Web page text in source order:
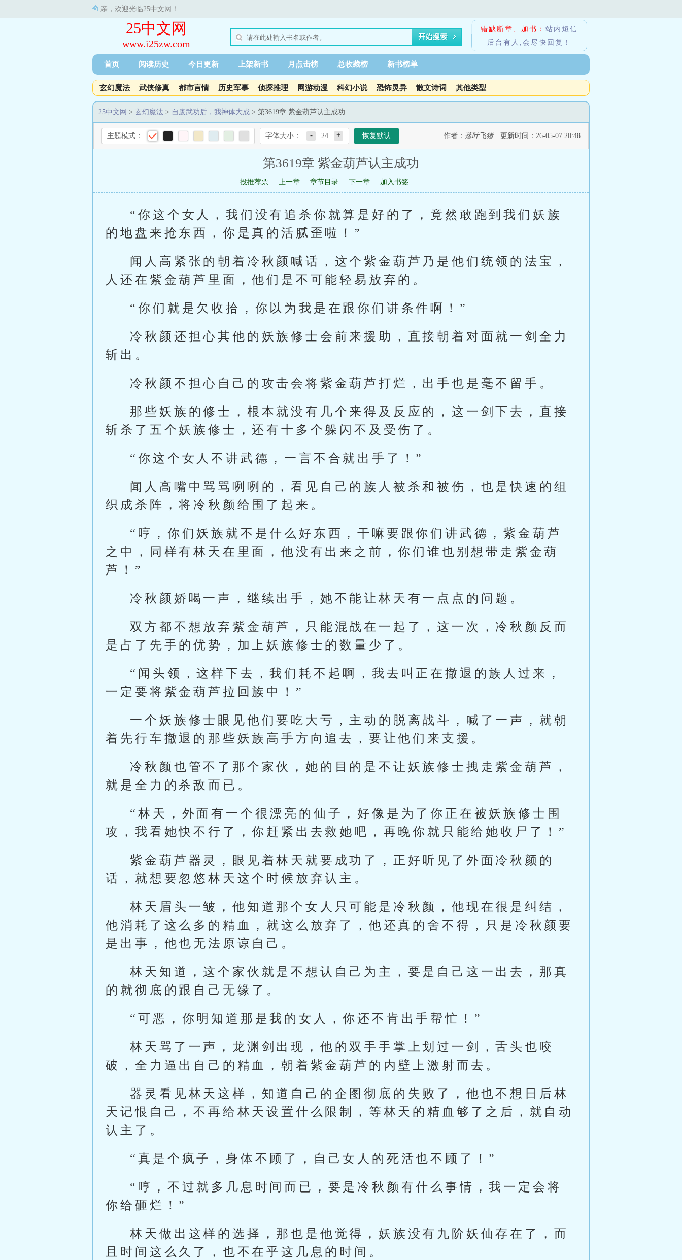
亲，欢迎光临25中文网！
25中文网
www.i25zw.com
错缺断章、加书： 站内短信
后台有人,会尽快回复！
首页 阅读历史 今日更新 上架新书 月点击榜 总收藏榜 新书榜单
玄幻魔法 武侠修真 都市言情 历史军事 侦探推理 网游动漫 科幻小说 恐怖灵异 散文诗词 其他类型
25中文网 > 玄幻魔法 > 自废武功后，我神体大成 > 第3619章 紫金葫芦认主成功
主题模式： 字体大小： - 24 + 恢复默认 作者： 落叶飞猪 更新时间：26-05-07 20:48
第3619章 紫金葫芦认主成功
投推荐票 上一章 章节目录 下一章 加入书签
“你这个女人，我们没有追杀你就算是好的了，竟然敢跑到我们妖族
的地盘来抢东西，你是真的活腻歪啦！”
闻人高紧张的朝着冷秋颜喊话，这个紫金葫芦乃是他们统领的法宝，
人还在紫金葫芦里面，他们是不可能轻易放弃的。
“你们就是欠收拾，你以为我是在跟你们讲条件啊！”
冷秋颜还担心其他的妖族修士会前来援助，直接朝着对面就一剑全力
斩出。
冷秋颜不担心自己的攻击会将紫金葫芦打烂，出手也是毫不留手。
那些妖族的修士，根本就没有几个来得及反应的，这一剑下去，直接
斩杀了五个妖族修士，还有十多个躲闪不及受伤了。
“你这个女人不讲武德，一言不合就出手了！”
闻人高嘴中骂骂咧咧的，看见自己的族人被杀和被伤，也是快速的组
织成杀阵，将冷秋颜给围了起来。
“哼，你们妖族就不是什么好东西，干嘛要跟你们讲武德，紫金葫芦
之中，同样有林天在里面，他没有出来之前，你们谁也别想带走紫金葫
芦！”
冷秋颜娇喝一声，继续出手，她不能让林天有一点点的问题。
双方都不想放弃紫金葫芦，只能混战在一起了，这一次，冷秋颜反而
是占了先手的优势，加上妖族修士的数量少了。
“闻头领，这样下去，我们耗不起啊，我去叫正在撤退的族人过来，
一定要将紫金葫芦拉回族中！”
一个妖族修士眼见他们要吃大亏，主动的脱离战斗，喊了一声，就朝
着先行车撤退的那些妖族高手方向追去，要让他们来支援。
冷秋颜也管不了那个家伙，她的目的是不让妖族修士拽走紫金葫芦，
就是全力的杀敌而已。
“林天，外面有一个很漂亮的仙子，好像是为了你正在被妖族修士围
攻，我看她快不行了，你赶紧出去救她吧，再晚你就只能给她收尸了！”
紫金葫芦器灵，眼见着林天就要成功了，正好听见了外面冷秋颜的
话，就想要忽悠林天这个时候放弃认主。
林天眉头一皱，他知道那个女人只可能是冷秋颜，他现在很是纠结，
他消耗了这么多的精血，就这么放弃了，他还真的舍不得，只是冷秋颜要
是出事，他也无法原谅自己。
林天知道，这个家伙就是不想认自己为主，要是自己这一出去，那真
的就彻底的跟自己无缘了。
“可恶，你明知道那是我的女人，你还不肯出手帮忙！”
林天骂了一声，龙渊剑出现，他的双手手掌上划过一剑，舌头也咬
破，全力逼出自己的精血，朝着紫金葫芦的内壁上激射而去。
器灵看见林天这样，知道自己的企图彻底的失败了，他也不想日后林
天记恨自己，不再给林天设置什么限制，等林天的精血够了之后，就自动
认主了。
“真是个疯子，身体不顾了，自己女人的死活也不顾了！”
“哼，不过就多几息时间而已，要是冷秋颜有什么事情，我一定会将
你给砸烂！”
林天做出这样的选择，那也是他觉得，妖族没有九阶妖仙存在了，而
且时间这么久了，也不在乎这几息的时间。